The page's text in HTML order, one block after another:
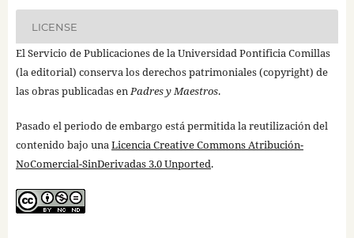
LICENSE
El Servicio de Publicaciones de la Universidad Pontificia Comillas
(la editorial) conserva los derechos patrimoniales (copyright) de
las obras publicadas enPadres y Maestros.
Pasado el periodo de embargo está permitida la reutilización del
contenido bajo unaLicencia Creative Commons Atribución-
NoComercial-SinDerivadas 3.0 Unported.